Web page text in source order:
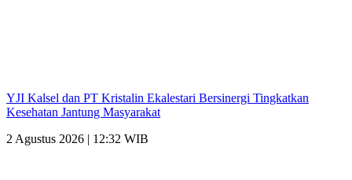
YJI Kalsel dan PT Kristalin Ekalestari Bersinergi Tingkatkan
Kesehatan Jantung Masyarakat
2 Agustus 2026 | 12:32 WIB